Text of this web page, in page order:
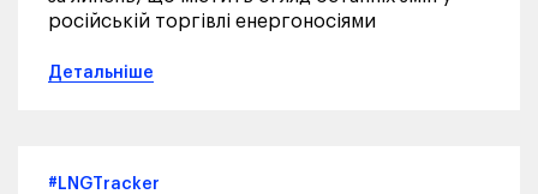
російській торгівлі енергоносіями
Детальніше
#LNGTracker